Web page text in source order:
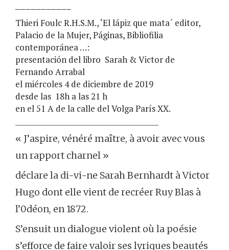
Thieri Foulc R.H.S.M., ‘El lápiz que mata´ editor,
Palacio de la Mujer, Páginas, Bibliofilia
contemporánea …:
presentación del libro Sarah & Victor de
Fernando Arrabal
el miércoles 4 de diciembre de 2019
desde las 18h a las 21 h
en el 51 A de la calle del Volga París XX.
« J’aspire, vénéré maître, à avoir avec vous
un rapport charnel »
déclare la di-vi-ne Sarah Bernhardt à Victor
Hugo dont elle vient de recréer Ruy Blas à
l’0déon, en 1872.
S’ensuit un dialogue violent où la poésie
s’efforce de faire valoir ses lyriques beautés